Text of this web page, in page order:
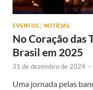
EVENTOS / NOTÍCIAS
No Coração das
Brasil em 2025
31 de dezembro de 2024 -
Uma jornada pelas